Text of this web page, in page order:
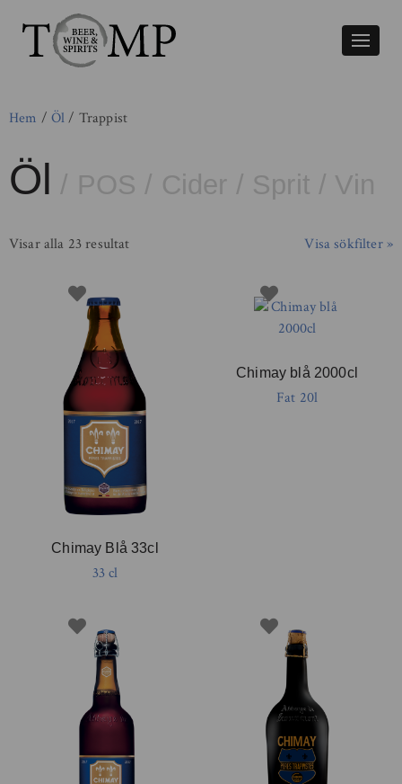
Växla
Hem / Öl/ Trappist
Öl / POS / Cider / Sprit / Vin
Visa sökfilter »
Visar alla 23 resultat
Chimay Blå 33cl
33 cl
Chimay blå 2000cl
Fat 20l